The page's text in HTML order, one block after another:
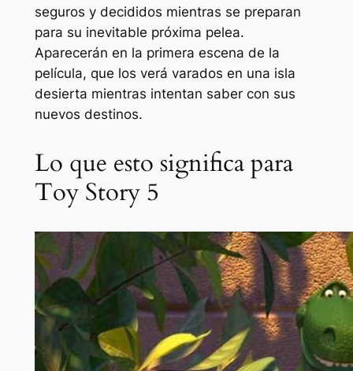
seguros y decididos mientras se preparan
para su inevitable próxima pelea.
Aparecerán en la primera escena de la
película, que los verá varados en una isla
desierta mientras intentan saber con sus
nuevos destinos.
Lo que esto significa para
Toy Story 5